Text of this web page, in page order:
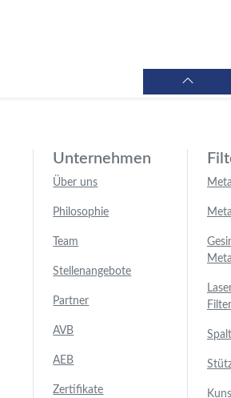
Unternehmen
Über uns
Philosophie
Team
Stellenangebote
Partner
AVB
AEB
Zertifikate